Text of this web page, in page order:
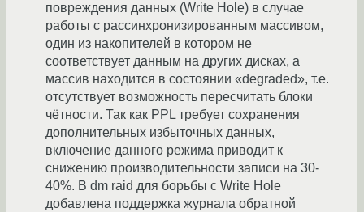
повреждения данных (Write Hole) в случае
работы с рассинхронизированным массивом,
один из накопителей в котором не
соответствует данным на других дисках, а
массив находится в состоянии «degraded», т.е.
отсутствует возможность пересчитать блоки
чётности. Так как PPL требует сохранения
дополнительных избыточных данных,
включение данного режима приводит к
снижению производительности записи на 30-
40%. В dm raid для борьбы с Write Hole
добавлена поддержка журнала обратной